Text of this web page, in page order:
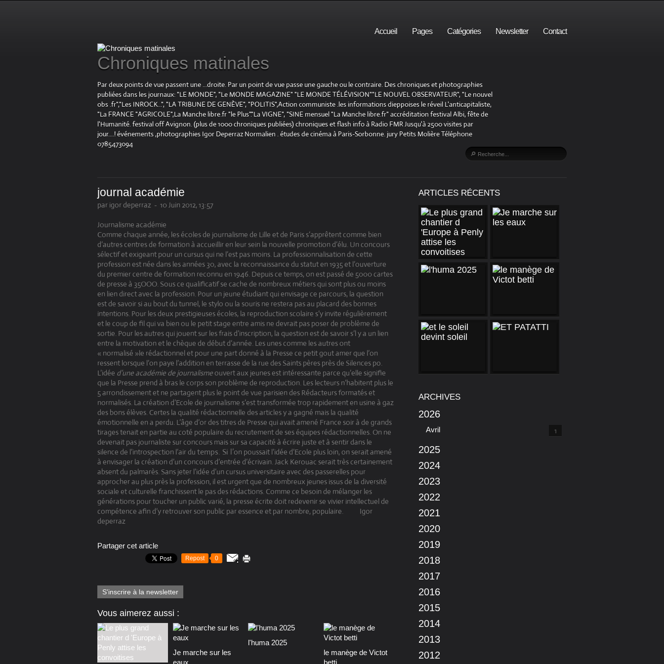
Accueil Pages Catégories Newsletter Contact
Chroniques matinales
Par deux points de vue passent une ...droite. Par un point de vue passe une gauche ou le contraire. Des chroniques et photographies
publiées dans les journaux: "LE MONDE", "Le MONDE MAGAZINE" "LE MONDE TÉLÉVISION""LE NOUVEL OBSERVATEUR", "Le nouvel
obs .fr","Les INROCK...", "LA TRIBUNE DE GENÈVE", "POLITIS",Action communiste .les informations dieppoises le réveil L'anticapitaliste,
"La FRANCE "AGRICOLE",La Manche libre.fr "le Plus"."La VIGNE", "SINE mensuel "La Manche libre.fr" accréditation festival Albi, fête de
l'Humanité. festival off Avignon. (plus de 1000 chroniques publiées) chroniques et flash info à Radio FMR Jusqu'à 2500 visites par
jour....! événements ,photographies Igor Deperraz Normalien . études de cinéma à Paris-Sorbonne. jury Petits Molière Téléphone
0785473094
journal académie
par igor deperraz - 10 Juin 2012, 13:57
Journalisme académie
Comme chaque année, les écoles de journalisme de Lille et de Paris s’apprêtent comme bien
d’autres centres de formation à accueillir en leur sein la nouvelle promotion d’élu. Un concours
sélectif et exigeant pour un cursus qui ne l’est pas moins. La professionnalisation de cette
profession est née dans les années 30, avec la reconnaissance du statut en 1935 et l’ouverture
du premier centre de formation reconnu en 1946. Depuis ce temps, on est passé de 5000 cartes
de presse à 35OOO. Sous ce qualificatif se cache de nombreux métiers qui sont plus ou moins
en lien direct avec la profession. Pour un jeune étudiant qui envisage ce parcours, la question
est de savoir si au bout du tunnel, le stylo ou la souris ne restera pas au placard des bonnes
intentions. Pour les deux prestigieuses écoles, la reproduction scolaire s’y invite régulièrement
et le coup de fil qui va bien ou le petit stage entre amis ne devrait pas poser de problème de
sortie. Pour les autres qui jouent sur les frais d’inscription, la question est de savoir s’l y a un lien
entre la motivation et le chèque de début d’année. Les unes comme les autres ont
« normalisé »le rédactionnel et pour une part donné à la Presse ce petit gout amer que l’on
ressent lorsque l’on paye l’addition en terrasse de la rue des Saints pères près de Silences po.
L’idée d’une académie de journalismeouvert aux jeunes est intéressante parce qu’elle signifie
que la Presse prend à bras le corps son problème de reproduction. Les lecteurs n’habitent plus le
5 arrondissement et ne partagent plus le point de vue parisien des Rédacteurs formatés et
normalisés. La création d’Ecole de journalisme s’est transformée trop rapidement en usine à gaz
des bons élèves. Certes la qualité rédactionnelle des articles y a gagné mais la qualité
émotionnelle en a perdu. L’âge d’or des titres de Presse qui avait amené France soir à de grands
tirages tenait en partie au coté populaire du recrutement de ses équipes rédactionnelles. On ne
devenait pas journaliste sur concours mais sur sa capacité à écrire juste et à sentir dans le
silence de l’introspection l’air du temps. Si l’on poussait l’idée d’Ecole plus loin, on serait amené
à envisager la création d’un concours d’entrée d’écrivain. Jack Kerouac serait très certainement
absent du palmarès. Sans jeter l’idée d’un cursus universitaire avec des passerelles pour
approcher au plus près la profession, il est urgent que de nombreux jeunes issus de la diversité
sociale et culturelle franchissent le pas des rédactions. Comme ce besoin de mélanger les
générations pour toucher un public varié, la presse écrite doit redevenir se vivier intellectuel de
compétence afin d’y retrouver son public par essence et par nombre, populaire.
Igor
deperraz
Partager cet article
Repost 0
S'inscrire à la newsletter
Vous aimerez aussi :
Je marche sur les
l'huma 2025
le manège de Victot
ARTICLES RÉCENTS
ARCHIVES
2026
Avril 1
2025
2024
2023
2022
2021
2020
2019
2018
2017
2016
2015
2014
2013
2012